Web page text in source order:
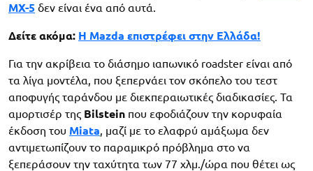
MX-5 δεν είναι ένα από αυτά.
Δείτε ακόμα: H Mazda επιστρέφει στην Ελλάδα!
Για την ακρίβεια το διάσημο ιαπωνικό roadster είναι από
τα λίγα μοντέλα, που ξεπερνάει τον σκόπελο του τεστ
αποφυγής ταράνδου με διεκπεραιωτικές διαδικασίες. Τα
αμορτισέρ της Bilstein που εφοδιάζουν την κορυφαία
έκδοση του Miata, μαζί με το ελαφρύ αμάξωμα δεν
αντιμετωπίζουν το παραμικρό πρόβλημα στο να
ξεπεράσουν την ταχύτητα των 77 χλμ./ώρα που θέτει ως